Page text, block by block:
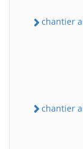
chantier
chantier